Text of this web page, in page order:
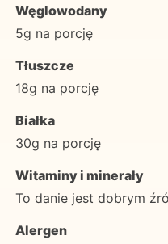
Węglowodany
5g na porcję
Tłuszcze
18g na porcję
Białka
30g na porcję
Witaminy i minerały
To danie jest dobrym
Alergen